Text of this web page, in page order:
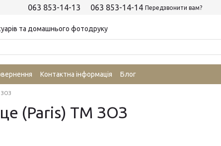
063 853-14-13 063 853-14-14 Передзвонити вам?
та домашнього фотодруку
Контактна інформація Блог
ЗОЗ
(Paris) ТМ ЗОЗ